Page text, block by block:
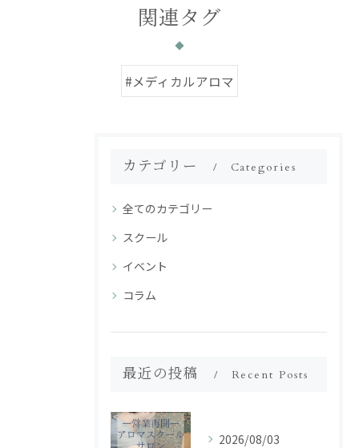
関連タグ
#メディカルアロマ
カテゴリー Categories
全てのカテゴリー
スクール
イベント
コラム
最近の投稿 Recent Posts
2026/08/03